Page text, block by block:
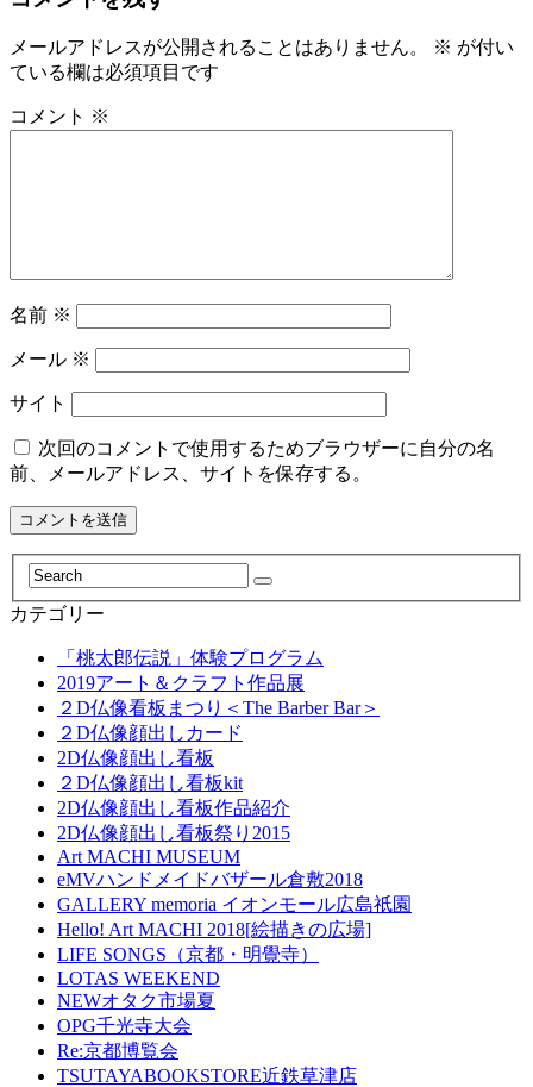
メールアドレスが公開されることはありません。 ※ が付い
ている欄は必須項目です
コメント ※
名前 ※
メール ※
サイト
次回のコメントで使用するためブラウザーに自分の名
前、メールアドレス、サイトを保存する。
カテゴリー
「桃太郎伝説」体験プログラム
2019アート＆クラフト作品展
２D仏像看板まつり＜The Barber Bar＞
２D仏像顔出しカード
2D仏像顔出し看板
２D仏像顔出し看板kit
2D仏像顔出し看板作品紹介
2D仏像顔出し看板祭り2015
Art MACHI MUSEUM
eMVハンドメイドバザール倉敷2018
GALLERY memoria イオンモール広島祇園
Hello! Art MACHI 2018[絵描きの広場]
LIFE SONGS（京都・明覺寺）
LOTAS WEEKEND
NEWオタク市場夏
OPG千光寺大会
Re:京都博覧会
TSUTAYABOOKSTORE近鉄草津店